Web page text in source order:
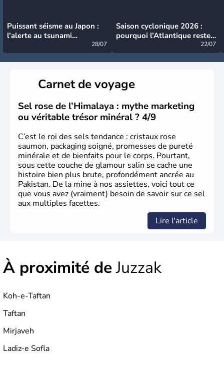
Puissant séisme au Japon :
l’alerte au tsunami
28/07
Saison cyclonique 2026 :
pourquoi l’Atlantique reste
22/07
Carnet de voyage
Sel rose de l’Himalaya : mythe marketing
ou véritable trésor minéral ? 4/9
C’est le roi des sels tendance : cristaux rose
saumon, packaging soigné, promesses de pureté
minérale et de bienfaits pour le corps. Pourtant,
sous cette couche de glamour salin se cache une
histoire bien plus brute, profondément ancrée au
Pakistan. De la mine à nos assiettes, voici tout ce
que vous avez (vraiment) besoin de savoir sur ce sel
aux multiples facettes.
Lire l'article
À proximité deJuzzak
Koh-e-Taftan
Taftan
Mirjaveh
Ladiz-e Sofla